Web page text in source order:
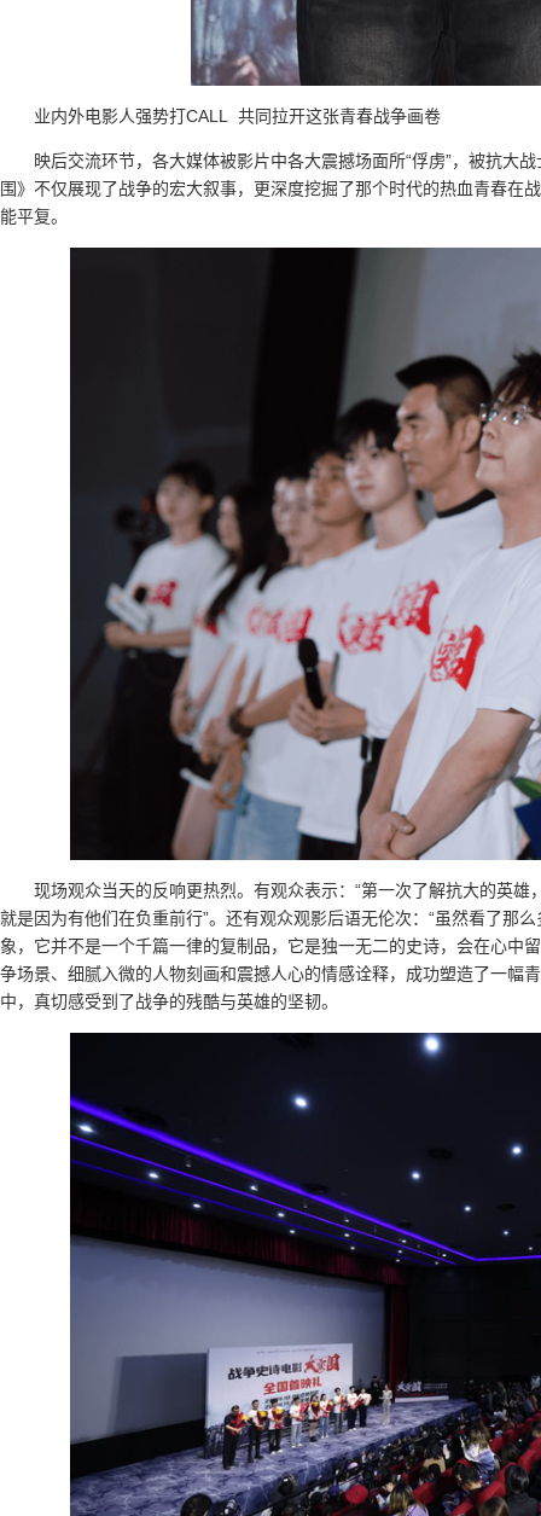
业内外电影人强势打CALL 共同拉开这张青春战争画卷
映后交流环节，各大媒体被影片中各大震撼场面所“俘虏”，被抗大
围》不仅展现了战争的宏大叙事，更深度挖掘了那个时代的热血青春在
能平复。
现场观众当天的反响更热烈。有观众表示：“第一次了解抗大的英
就是因为有他们在负重前行”。还有观众观影后语无伦次：“虽然看了那
象，它并不是一个千篇一律的复制品，它是独一无二的史诗，会在心中
争场景、细腻入微的人物刻画和震撼人心的情感诠释，成功塑造了一幅
中，真切感受到了战争的残酷与英雄的坚韧。